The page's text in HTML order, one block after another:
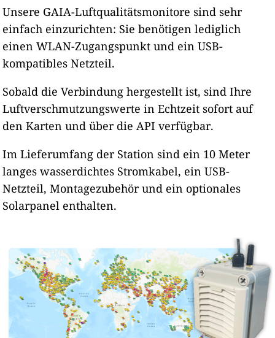
Unsere GAIA-Luftqualitätsmonitore sind sehr
einfach einzurichten: Sie benötigen lediglich
einen WLAN-Zugangspunkt und ein USB-
kompatibles Netzteil.
Sobald die Verbindung hergestellt ist, sind Ihre
Luftverschmutzungswerte in Echtzeit sofort auf
den Karten und über die API verfügbar.
Im Lieferumfang der Station sind ein 10 Meter
langes wasserdichtes Stromkabel, ein USB-
Netzteil, Montagezubehör und ein optionales
Solarpanel enthalten.